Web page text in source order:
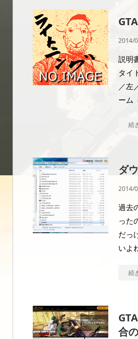
2014/
説明
タ
／
ーム
続
ダ
2014/
過去
った
だっ
いよ
続
合